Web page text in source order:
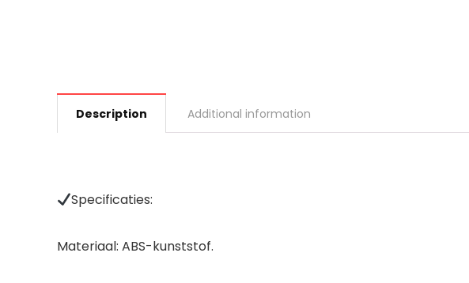
Description Additional information
Specificaties:
Materiaal: ABS-kunststof.